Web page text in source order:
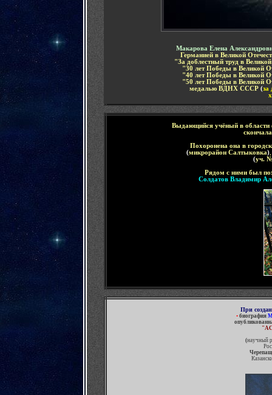
Макарова Елена
Германией в Великой
"За доблестный труд в
"30 лет Победы в Великой
"40 лет Победы в Великой
"50 лет Победы в Великой
медалью ВДНХ СССР (за
Выдающийся учёный в области
Похоронена она в
(микрорайон Салтыковка),
(уч.
Рядом с ними был
Солдатов Владимир
При
• биография
"
(научный